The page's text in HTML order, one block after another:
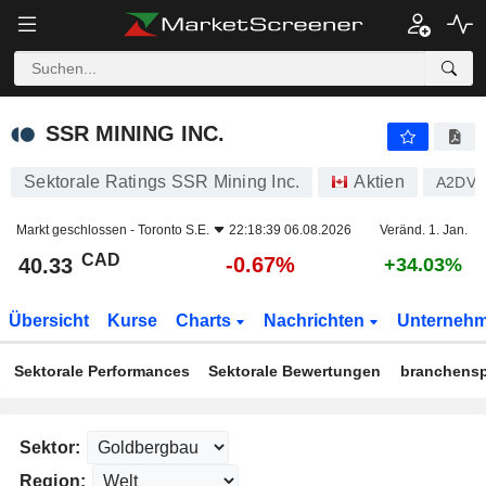
SSR MINING INC.
SSR MINING INC.
Sektorale Ratings SSR Mining Inc. Aktien
Markt geschlossen - Toronto S.E. 22:18:39 06.08.2026 Veränd. 1. Jan.
40.33 CAD -0.67% +34.03%
Übersicht Kurse Charts Nachrichten
Sektorale Performances Sektorale Bewertungen
Sektor:
Region: